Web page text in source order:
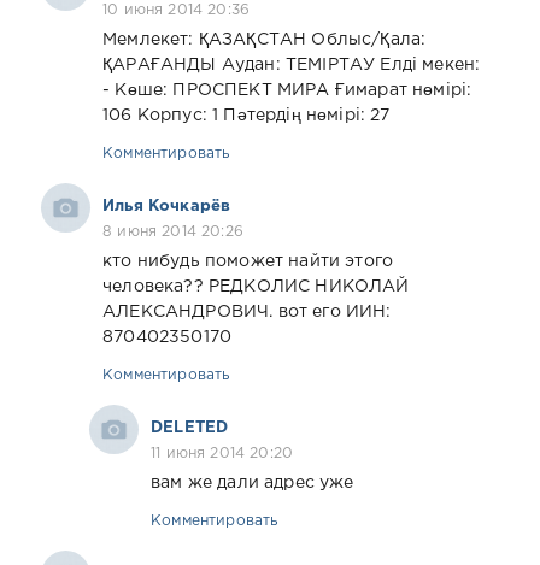
10 июня 2014 20:36
Мемлекет: ҚАЗАҚСТАН Облыс/Қала:
ҚАРАҒАНДЫ Аудан: ТЕМІРТАУ Елді мекен:
- Көше: ПРОСПЕКТ МИРА Ғимарат нөмірі:
106 Корпус: 1 Пәтердің нөмірі: 27
Комментировать
Илья Кочкарёв
8 июня 2014 20:26
кто нибудь поможет найти этого
человека?? РЕДКОЛИС НИКОЛАЙ
АЛЕКСАНДРОВИЧ. вот его ИИН:
870402350170
Комментировать
DELETED
11 июня 2014 20:20
вам же дали адрес уже
Комментировать